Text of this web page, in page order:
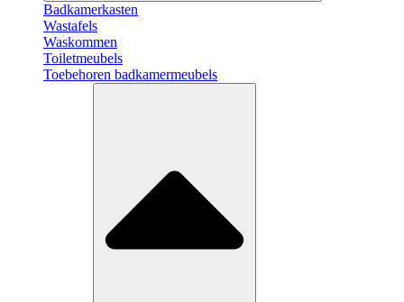
Badkamerkasten
Wastafels
Waskommen
Toiletmeubels
Toebehoren badkamermeubels